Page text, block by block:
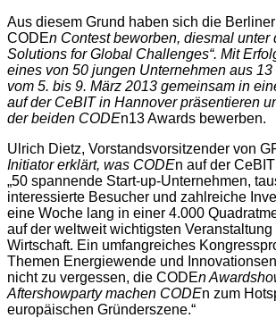
Aus diesem Grund haben sich die
CODEn Contest beworben, diesmal unter
Solutions for Global Challenges“. Mit
eines von 50 jungen Unternehmen aus
vom 5. bis 9. März 2013 gemeinsam in
auf der CeBIT in Hannover präsentieren
der beiden CODEn13 Awards bewerben.
Ulrich Dietz, Vorstandsvorsitzender von
Initiator erklärt, was CODEn auf der
„50 spannende Start-up-Unternehmen,
interessierte Besucher und zahlreiche
eine Woche lang in einer 4.000
auf der weltweit wichtigsten
Wirtschaft. Ein umfangreiches
Themen Energiewende und
nicht zu vergessen, die CODEn
Aftershowparty machen CODEn zum
europäischen Gründerszene.“